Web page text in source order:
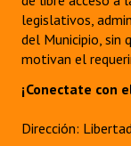
legislativos,
del Municipio, sin
motivan el
¡Conectate con
Dirección: